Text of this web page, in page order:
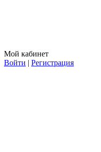
Мой кабинет
Войти | Регистрация